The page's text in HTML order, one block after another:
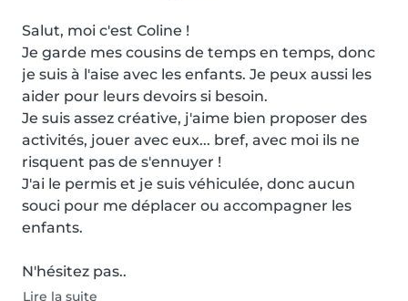
Salut, moi c'est Coline !
Je garde mes cousins de temps en temps, donc
je suis à l'aise avec les enfants. Je peux aussi les
aider pour leurs devoirs si besoin.
Je suis assez créative, j'aime bien proposer des
activités, jouer avec eux... bref, avec moi ils ne
risquent pas de s'ennuyer !
J'ai le permis et je suis véhiculée, donc aucun
souci pour me déplacer ou accompagner les
enfants.
N'hésitez pas..
Lire la suite